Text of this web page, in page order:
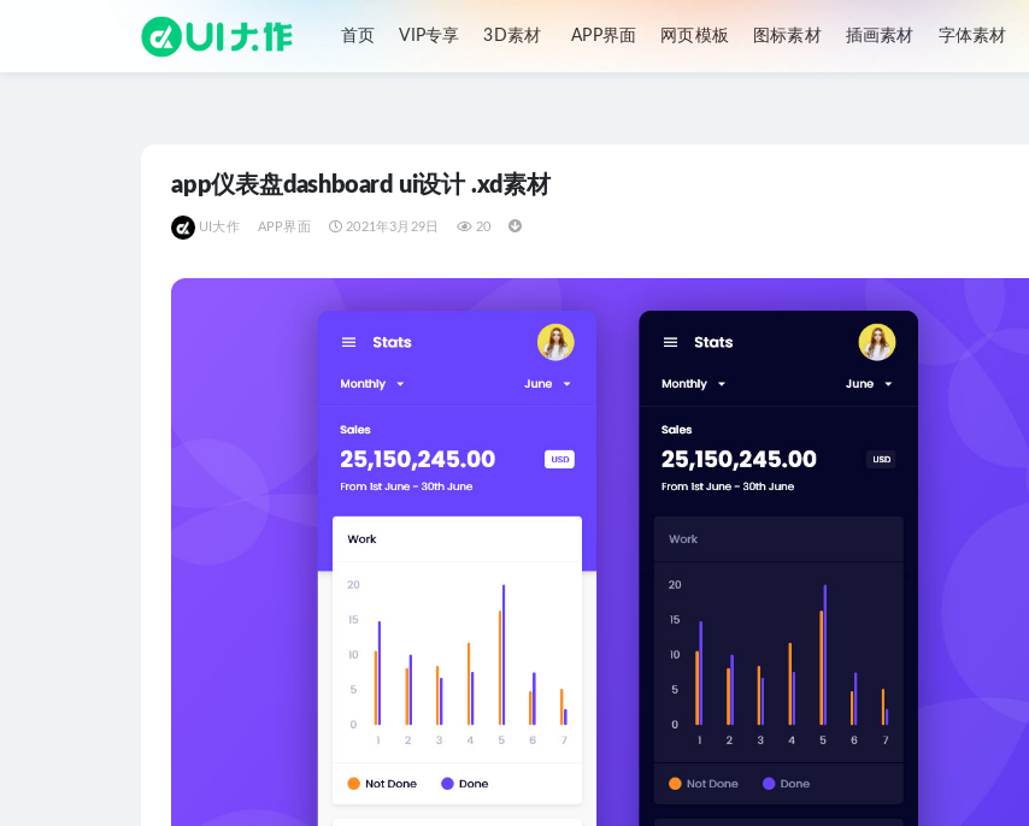
首页 VIP专享 3D素材 APP界面 网页模板 图标素材 插画素材 字体素材
app仪表盘dashboard ui设计 .xd素材
UI大作 APP界面 2021年3月29日 20